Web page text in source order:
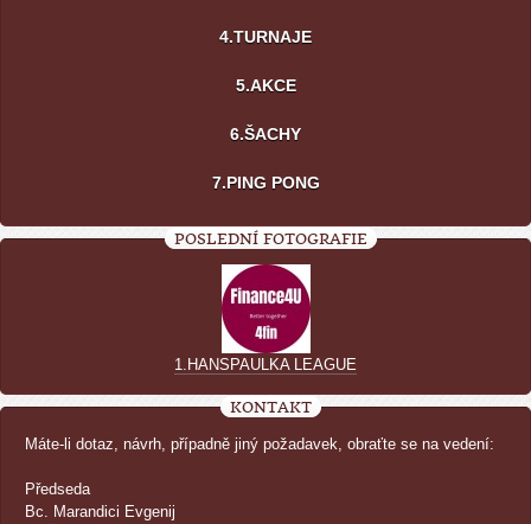
4.TURNAJE
5.AKCE
6.ŠACHY
7.PING PONG
POSLEDNÍ FOTOGRAFIE
1.HANSPAULKA LEAGUE
KONTAKT
Máte-li dotaz, návrh, případně jiný požadavek, obraťte se na vedení:
Předseda
Bc. Marandici Evgenij